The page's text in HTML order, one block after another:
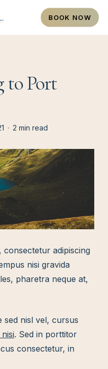
BOOK NOW
to Port
2 min read
consectetur adipiscing
nisi gravida
pharetra neque at,
sed nisl vel, cursus
. Sed in porttitor
consectetur, in